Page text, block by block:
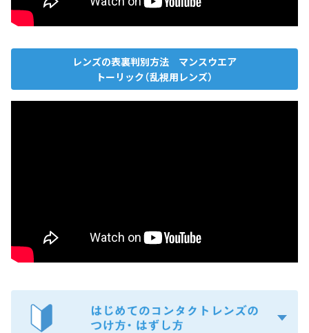
レンズの表裏判別方法 マンスウエア
トーリック（乱視用レンズ）